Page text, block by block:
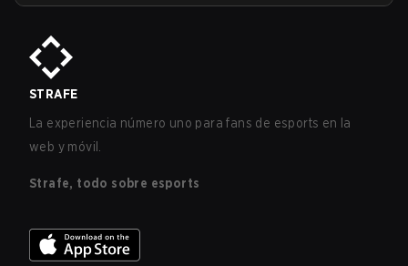
STRAFE
La experiencia número uno para fans de esports en la
web y móvil.
Strafe, todo sobre esports